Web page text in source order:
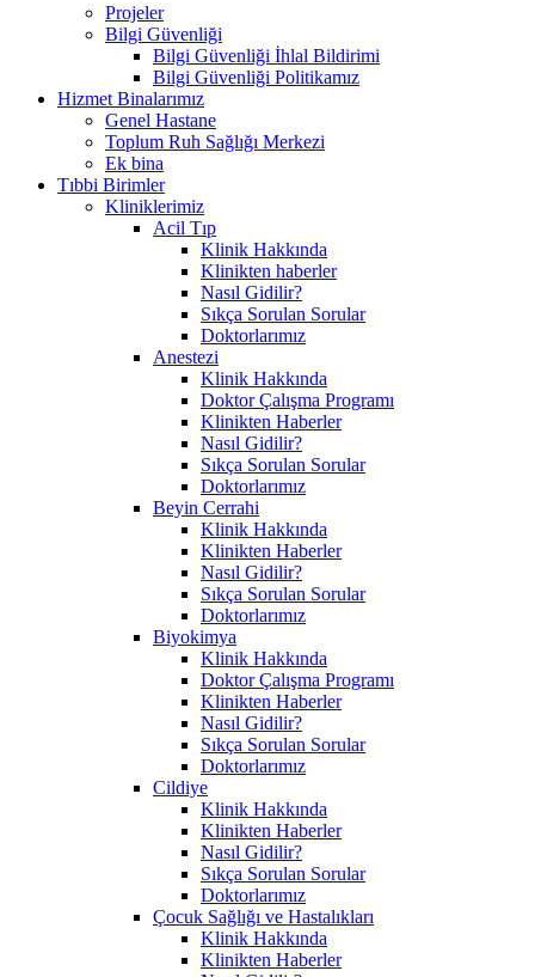
Projeler
Bilgi Güvenliği
Bilgi Güvenliği İhlal Bildirimi
Bilgi Güvenliği Politikamız
Hizmet Binalarımız
Genel Hastane
Toplum Ruh Sağlığı Merkezi
Ek bina
Tıbbi Birimler
Kliniklerimiz
Acil Tıp
Klinik Hakkında
Klinikten haberler
Nasıl Gidilir?
Sıkça Sorulan Sorular
Doktorlarımız
Anestezi
Klinik Hakkında
Doktor Çalışma Programı
Klinikten Haberler
Nasıl Gidilir?
Sıkça Sorulan Sorular
Doktorlarımız
Beyin Cerrahi
Klinik Hakkında
Klinikten Haberler
Nasıl Gidilir?
Sıkça Sorulan Sorular
Doktorlarımız
Biyokimya
Klinik Hakkında
Doktor Çalışma Programı
Klinikten Haberler
Nasıl Gidilir?
Sıkça Sorulan Sorular
Doktorlarımız
Cildiye
Klinik Hakkında
Klinikten Haberler
Nasıl Gidilir?
Sıkça Sorulan Sorular
Doktorlarımız
Çocuk Sağlığı ve Hastalıkları
Klinik Hakkında
Klinikten Haberler